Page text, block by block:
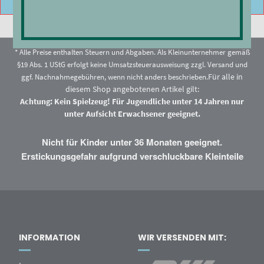
* Alle Preise enthalten Steuern und Abgaben. Als Kleinunternehmer gemäß
§19 Abs. 1 UStG erfolgt keine Umsatzsteuerausweisung zzgl.Versand und
ggf. Nachnahmegebühren, wenn nicht anders beschrieben.Für alle in
diesem Shop angebotenen Artikel gilt:
Achtung: Kein Spielzeug! Für Jugendliche unter 14 Jahren nur
unter Aufsicht Erwachsener geeignet.
Nicht für Kinder unter 36 Monaten geeignet.
Erstickungsgefahr aufgrund verschluckbare Kleinteile
INFORMATION WIR VERSENDEN MIT: